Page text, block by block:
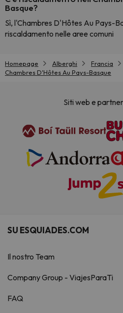
Basque?
Sì, l'Chambres D'Hôtes Au Pays-
riscaldamento nelle aree comuni
Homepage Alberghi Francia
Chambres D'Hôtes Au Pays-Basque
Siti web e
SU ESQUIADES.COM
Il nostro Team
Company Group - ViajesParaTi
FAQ